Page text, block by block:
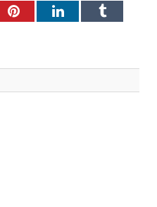
PinterestLinkedInTumblr